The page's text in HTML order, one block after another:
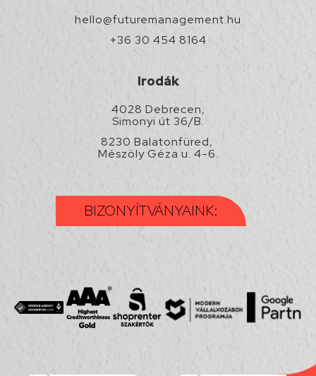
hello@futuremanagement.hu
+36 30 454 8164
Irodák
4028 Debrecen,
Simonyi út 36/B.
8230 Balatonfüred,
Mészöly Géza u. 4-6.
BIZONYÍTVÁNYAINK: